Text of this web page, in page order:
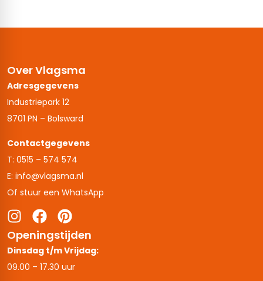
Over Vlagsma
Adresgegevens
Industriepark 12
8701 PN – Bolsward
Contactgegevens
T: 0515 – 574 574
E: info@vlagsma.nl
Of stuur een WhatsApp
Openingstijden
Dinsdag t/m Vrijdag:
09.00 – 17.30 uur